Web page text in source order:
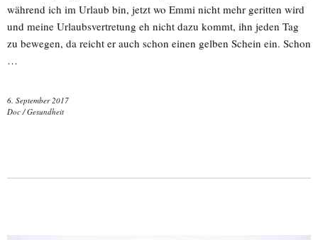
während ich im Urlaub bin, jetzt wo Emmi nicht mehr geritten wird
und meine Urlaubsvertretung eh nicht dazu kommt, ihn jeden Tag
zu bewegen, da reicht er auch schon einen gelben Schein ein. Schon
…
6. September 2017
Doc /Gesundheit